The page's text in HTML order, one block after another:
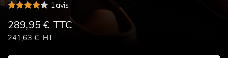
1avis
289,95 € TTC
241,63 € HT